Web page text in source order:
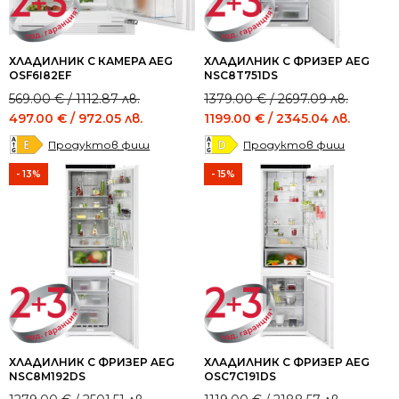
ХЛАДИЛНИК С КАМЕРА AEG
OSF6I82EF
569.00€/ 1112.87 лв.
Original
price
was:
569.00 €
1112.87 лв..
497.00 € / 972.05 лв.
Current
price
is:
497.00 €
972.05 лв..
Продуктов фиш
ХЛАДИЛНИК С ФРИЗЕР AEG
NSC8T751DS
1379.00€/ 2697.09 лв.
Original
price
was:
1379.00 €
2697.09 лв..
1199.00 € / 2345.04 лв.
Current
price
is:
1199.00 €
2345.04 лв..
Продуктов фиш
- 13%
ХЛАДИЛНИК С ФРИЗЕР AEG
NSC8M192DS
- 15%
ХЛАДИЛНИК С ФРИЗЕР AEG
OSC7C191DS